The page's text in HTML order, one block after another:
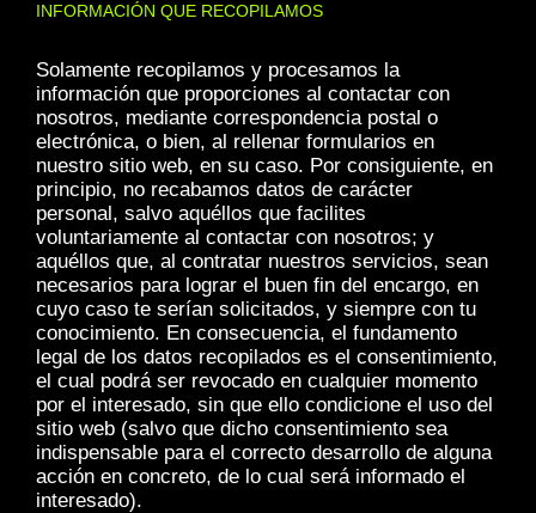
INFORMACIÓN QUE RECOPILAMOS
Solamente recopilamos y procesamos la
información que proporciones al contactar con
nosotros, mediante correspondencia postal o
electrónica, o bien, al rellenar formularios en
nuestro sitio web, en su caso. Por consiguiente, en
principio, no recabamos datos de carácter
personal, salvo aquéllos que facilites
voluntariamente al contactar con nosotros; y
aquéllos que, al contratar nuestros servicios, sean
necesarios para lograr el buen fin del encargo, en
cuyo caso te serían solicitados, y siempre con tu
conocimiento. En consecuencia, el fundamento
legal de los datos recopilados es el consentimiento,
el cual podrá ser revocado en cualquier momento
por el interesado, sin que ello condicione el uso del
sitio web (salvo que dicho consentimiento sea
indispensable para el correcto desarrollo de alguna
acción en concreto, de lo cual será informado el
interesado).